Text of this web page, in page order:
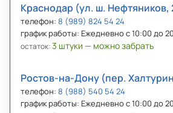
Краснодар (ул. ш. Нефтяников,
телефон: 8 (989) 824 54 24
график работы: Ежедневно с 10:00 до
остаток:3 штуки — можно забрать
Ростов-на-Дону (пер.
телефон: 8 (988) 540 54 24
график работы: Ежедневно с 10:00 до